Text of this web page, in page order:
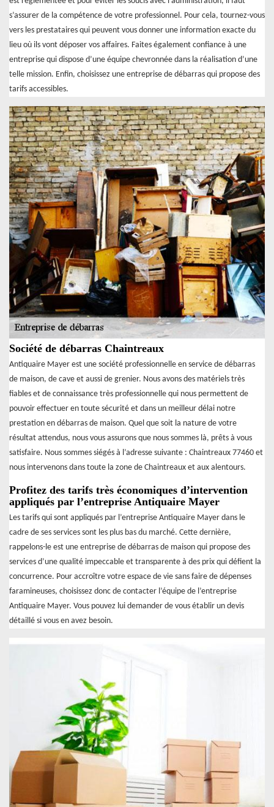
s’assurer de la compétence de votre professionnel. Pour cela, tournez-vous
vers les prestataires qui peuvent vous donner une information exacte du
lieu où ils vont déposer vos affaires. Faites également confiance à une
entreprise qui dispose d’une équipe chevronnée dans la réalisation d’une
telle mission. Enfin, choisissez une entreprise de débarras qui propose des
tarifs accessibles.
Société de débarras Chaintreaux
Antiquaire Mayer est une société professionnelle en service de débarras
de maison, de cave et aussi de grenier. Nous avons des matériels très
fiables et de connaissance très professionnelle qui nous permettent de
pouvoir effectuer en toute sécurité et dans un meilleur délai notre
prestation en débarras de maison. Quel que soit la nature de votre
résultat attendus, nous vous assurons que nous sommes là, prêts à vous
satisfaire. Nous sommes siégés à l’adresse suivante : Chaintreaux 77460 et
nous intervenons dans toute la zone de Chaintreaux et aux alentours.
Profitez des tarifs très économiques d’intervention
appliqués par l’entreprise Antiquaire Mayer
Les tarifs qui sont appliqués par l’entreprise Antiquaire Mayer dans le
cadre de ses services sont les plus bas du marché. Cette dernière,
rappelons-le est une entreprise de débarras de maison qui propose des
services d’une qualité impeccable et transparente à des prix qui défient la
concurrence. Pour accroître votre espace de vie sans faire de dépenses
faramineuses, choisissez donc de contacter l’équipe de l’entreprise
Antiquaire Mayer. Vous pouvez lui demander de vous établir un devis
détaillé si vous en avez besoin.